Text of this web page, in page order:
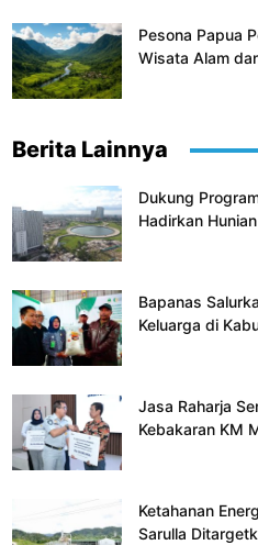
Pesona Papua
Wisata Alam
Berita Lainnya
Dukung
Hadirkan
Bapanas
Keluarga di
Jasa Raharja
Kebakaran KM
Ketahanan
Sarulla